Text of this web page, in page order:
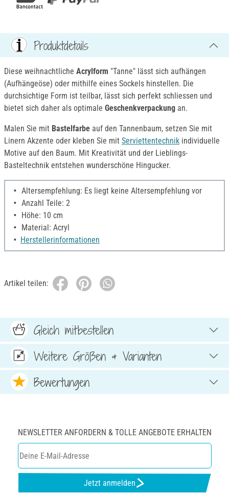
Produktdetails
Diese weihnachtliche Acrylform "Tanne" lässt sich aufhängen
(Aufhängeöse) oder mithilfe eines Sockels hinstellen. Die
durchsichtige Form ist teilbar, lässt sich perfekt schliessen und
bietet sich daher als optimale Geschenkverpackung an.
Malen Sie mit Bastelfarbe auf den Tannenbaum, setzen Sie mit
Linern Akzente oder kleben Sie mit Serviettentechnik individuelle
Motive auf den Baum. Mit Kreativität und der Lieblings-
Basteltechnik entstehen wunderschöne Hingucker.
Altersempfehlung: Es liegt keine Altersempfehlung vor
Anzahl Teile: 2
Höhe: 10 cm
Material: Acryl
Herstellerinformationen
Artikel teilen:
Gleich mitbestellen
Weitere Größen & Varianten
Bewertungen
NEWSLETTER ANFORDERN & TOLLE ANGEBOTE ERHALTEN
Jetzt anmelden